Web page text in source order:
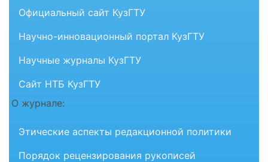
Официальный сайт КузГТУ
Научно-инновационный портал КузГТУ
Научные журналы КузГТУ
Сайт НТБ КузГТУ
О журнале:
Этические аспекты редакционной политики
Порядок рецензирования рукописей